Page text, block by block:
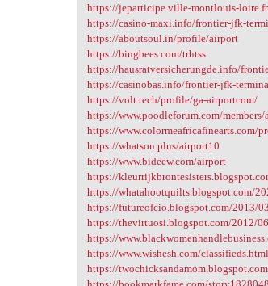
https://jeparticipe.ville-montlouis-
https://casino-maxi.info/frontier-jfk-
https://aboutsoul.in/profile/airport
https://bingbees.com/trhtss
https://hausratversicherungde.info/
https://casinobas.info/frontier-jfk-
https://volt.tech/profile/ga-airportcom/
https://www.poodleforum.com/
https://www.colormeafricafinearts.com/
https://whatson.plus/airport10
https://www.bideew.com/airport
https://
https://whatahootquilts.blogspot.com/
https://futureofcio.blogspot.com/2013/
https://thevirtuosi.blogspot.com/2012/
https://
https://www.wishesh.com/
https://